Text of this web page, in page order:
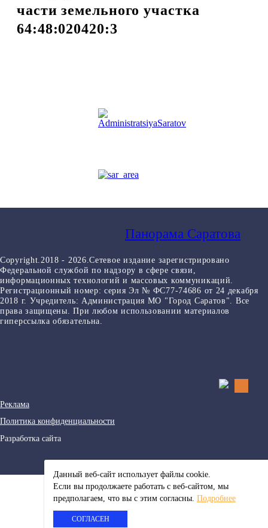
части земельного участка
64:48:020420:3
Панорама Саратова
Copyright.2018 - 2026.Сетевое издание зарегистрировано
Федеральной службой по надзору в сфере связи,
информационных технологий и массовых коммуникаций.
Регистрационный номер: серия Эл № ФС77-74686 от 24 декабря
2018 г. Учредитель: Администрация МО "Город Саратов". Все
права защищены. При любом использовании материалов
гиперссылка обязательна.
Реклама
Политика конфиденциальности
Разработка сайта
Данный веб-сайт использует файлы сookie.
Если вы продолжаете работать с веб-сайтом, мы
предполагаем, что вы с этим согласны. Подробнее
СОГЛАСЕН